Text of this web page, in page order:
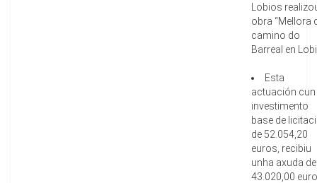
Lobios
obra “Mellora
camino do
Barreal en
Esta
actuación cun
investimento
base de
de 52.054,20
euros, recibiu
unha axuda de
43.020,00